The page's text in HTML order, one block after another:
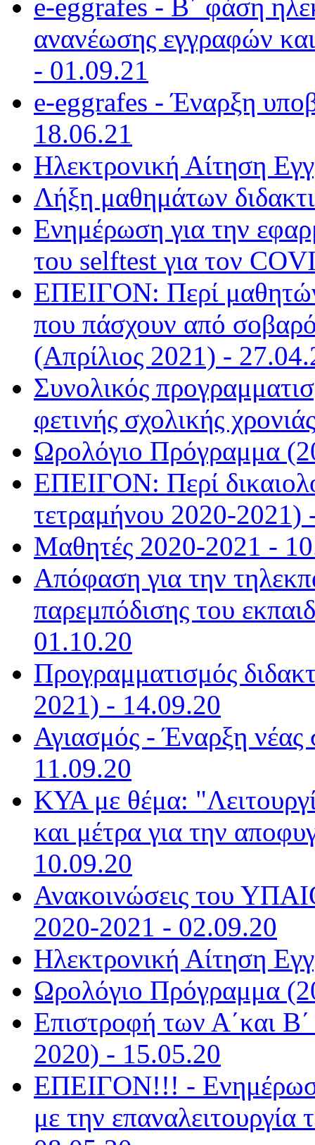
e-eggrafes - Β΄ φάση
ανανέωσης εγγραφών
- 01.09.21
e-eggrafes - Έναρξη
18.06.21
Ηλεκτρονική Αίτηση
Λήξη μαθημάτων
Ενημέρωση για την
του selftest για τον
ΕΠΕΙΓΟΝ: Περί
που πάσχουν από
(Απρίλιος 2021) -
Συνολικός
φετινής σχολικής
Ωρολόγιο Πρόγραμμα
ΕΠΕΙΓΟΝ: Περί
τετραμήνου 2020-2021)
Μαθητές 2020-2021 -
Απόφαση για την
παρεμπόδισης του
01.10.20
Προγραμματισμός
2021) - 14.09.20
Αγιασμός - Έναρξη νέας
11.09.20
ΚΥΑ με θέμα:
και μέτρα για την
10.09.20
Ανακοινώσεις του
2020-2021 - 02.09.20
Ηλεκτρονική Αίτηση
Ωρολόγιο Πρόγραμμα
Επιστροφή των Α΄και
2020) - 15.05.20
ΕΠΕΙΓΟΝ!!! -
με την